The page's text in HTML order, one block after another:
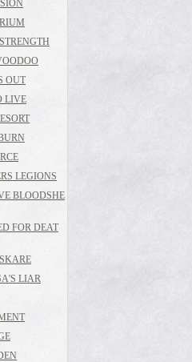
OUT
LIVE
LEGIONS
BLOODSHE
FOR DEAT
LIAR